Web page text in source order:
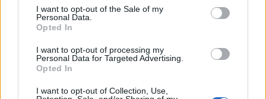
services and may gather and store information including but
not limited to your visit or usage behaviour. You may click to
grant or deny consent to Google and its third-party tags to
consent section.
I want to opt-out of the Sale of my
Personal Data.
Opted In
I want to opt-out of processing my
Personal Data for Targeted Advertising.
Opted In
I want to opt-out of Collection, Use,